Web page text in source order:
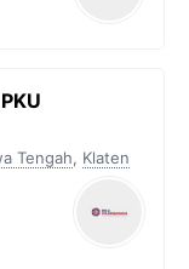
Tengah, Klaten